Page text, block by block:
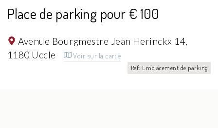
Place de parking pour € 100
Avenue Bourgmestre Jean Herinckx 14,
1180 Uccle
Voir sur la carte
Ref: Emplacement de parking